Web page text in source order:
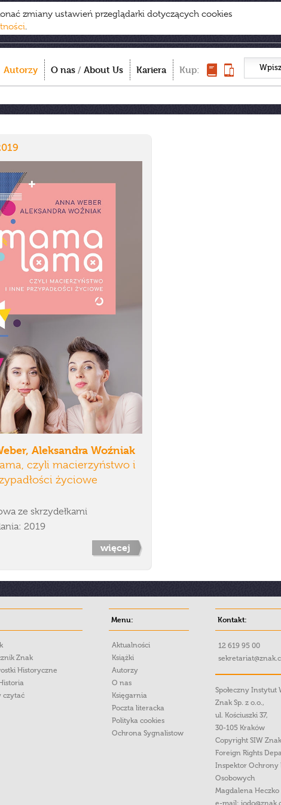
zmiany ustawień przeglądarki dotyczących cookies
.
Autorzy O nas / About Us Kariera Kup:
Aleksandra Woźniak
czyli macierzyństwo i
życiowe
ze skrzydełkami
2019
więcej
Znak
Historyczne
czytać
Menu:
Aktualności
Książki
Autorzy
O nas
Księgarnia
Poczta literacka
Polityka cookies
Ochrona Sygnalistow
Kontakt:
12 619 95 00
Społeczny Instytut
Znak Sp. z o.o.,
ul. Kościuszki 37,
30-105 Kraków
Copyright SIW
Foreign Rights
Inspektor Ochrony
Osobowych
Magdalena Heczko
e-mail: